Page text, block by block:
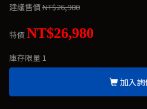
建議售價NT$26,980
特價NT$26,980
庫存限量1
加入